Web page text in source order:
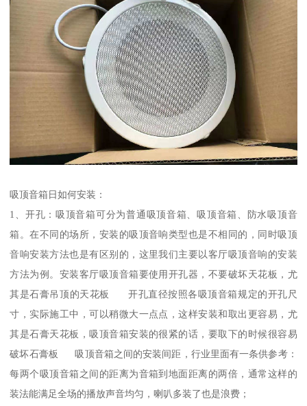
吸顶音箱日如何安装：
1、开孔：吸顶音箱可分为普通吸顶音箱、吸顶音箱、防水吸顶音
箱。在不同的场所，安装的吸顶音响类型也是不相同的，同时吸顶
音响安装方法也是有区别的，这里我们主要以客厅吸顶音响的安装
方法为例。安装客厅吸顶音箱要使用开孔器，不要破坏天花板，尤
其是石膏吊顶的天花板 开孔直径按照各吸顶音箱规定的开孔尺
寸，实际施工中，可以稍微大一点点，这样安装和取出更容易，尤
其是石膏天花板，吸顶音箱安装的很紧的话，要取下的时候很容易
破坏石膏板 吸顶音箱之间的安装间距，行业里面有一条供参考：
每两个吸顶音箱之间的距离为音箱到地面距离的两倍，通常这样的
装法能满足全场的播放声音均匀，喇叭多装了也是浪费；